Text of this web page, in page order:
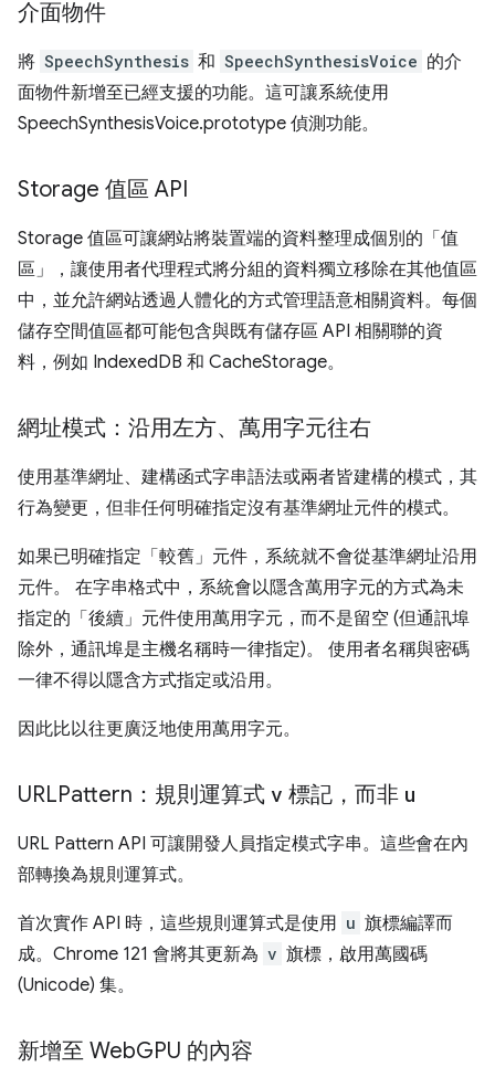
介面物件
將 SpeechSynthesis 和 SpeechSynthesisVoice 的介
面物件新增至已經支援的功能。這可讓系統使用
SpeechSynthesisVoice.prototype 偵測功能。
Storage 值區 API
Storage 值區可讓網站將裝置端的資料整理成個別的「值
區」，讓使用者代理程式將分組的資料獨立移除在其他值區
中，並允許網站透過人體化的方式管理語意相關資料。每個
儲存空間值區都可能包含與既有儲存區 API 相關聯的資
料，例如 IndexedDB 和 CacheStorage。
網址模式：沿用左方、萬用字元往右
使用基準網址、建構函式字串語法或兩者皆建構的模式，其
行為變更，但非任何明確指定沒有基準網址元件的模式。
如果已明確指定「較舊」元件，系統就不會從基準網址沿用
元件。 在字串格式中，系統會以隱含萬用字元的方式為未
指定的「後續」元件使用萬用字元，而不是留空 (但通訊埠
除外，通訊埠是主機名稱時一律指定)。 使用者名稱與密碼
一律不得以隱含方式指定或沿用。
因此比以往更廣泛地使用萬用字元。
URLPattern：規則運算式 v 標記，而非 u
URL Pattern API 可讓開發人員指定模式字串。這些會在內
部轉換為規則運算式。
首次實作 API 時，這些規則運算式是使用 u 旗標編譯而
成。Chrome 121 會將其更新為 v 旗標，啟用萬國碼
(Unicode) 集。
新增至 WebGPU 的內容